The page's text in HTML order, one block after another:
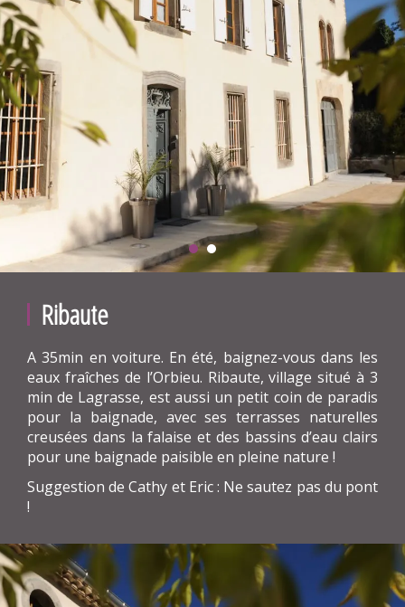
Ribaute
A 35min en voiture. En été, baignez-vous dans les
eaux fraîches de l’Orbieu. Ribaute, village situé à 3
min de Lagrasse, est aussi un petit coin de paradis
pour la baignade, avec ses terrasses naturelles
creusées dans la falaise et des bassins d’eau clairs
pour une baignade paisible en pleine nature !
Suggestion de Cathy et Eric : Ne sautez pas du pont
!